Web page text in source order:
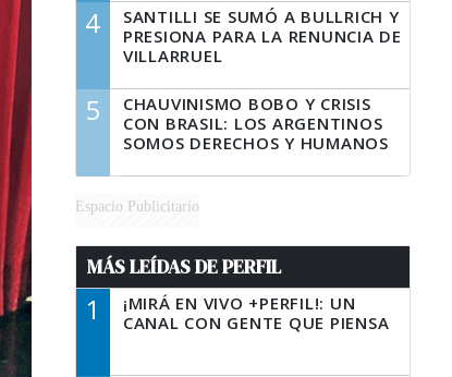
4
SANTILLI SE SUMÓ A BULLRICH Y
PRESIONA PARA LA RENUNCIA DE
VILLARRUEL
5
CHAUVINISMO BOBO Y CRISIS
CON BRASIL: LOS ARGENTINOS
SOMOS DERECHOS Y HUMANOS
Espacio Publicitario
MÁS LEÍDAS DE PERFIL
1
¡MIRÁ EN VIVO +PERFIL!: UN
CANAL CON GENTE QUE PIENSA